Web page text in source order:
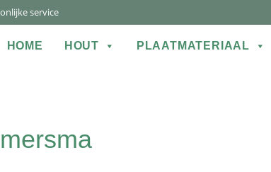
service
HOME HOUT PLAATMATERIAAL